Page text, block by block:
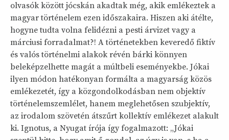
olvasók között jócskán akadtak még, akik emlékeztek a
magyar történelem ezen időszakaira. Hiszen aki átélte,
hogyne tudta volna felidézni a pesti árvizet vagy a
márciusi forradalmat?! A történetekben keveredő fiktív
és valós történelmi alakok révén bárki könnyen
beleképzelhette magát a múltbeli eseményekbe. Jókai
ilyen módon hatékonyan formálta a magyarság közös
emlékezetét, így a közgondolkodásban nem objektív
történelemszemlélet, hanem meglehetősen szubjektív,
az irodalom szövetén átszűrt kollektív emlékezet alakult
ki. Ignotus, a Nyugat írója így fogalmazott: „Jókai